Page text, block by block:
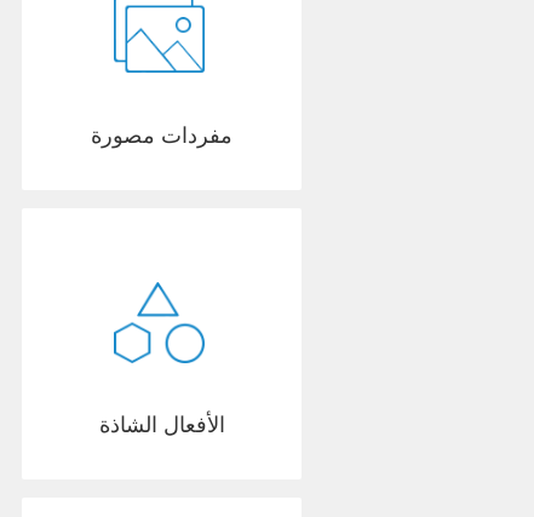
مفردات مصورة
الأفعال الشاذة